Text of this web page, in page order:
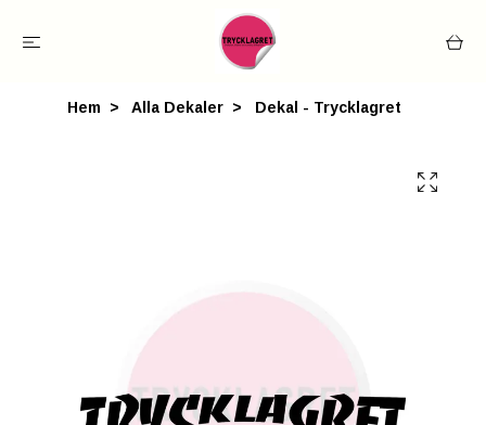
Hem Alla Dekaler Dekal - Trycklagret